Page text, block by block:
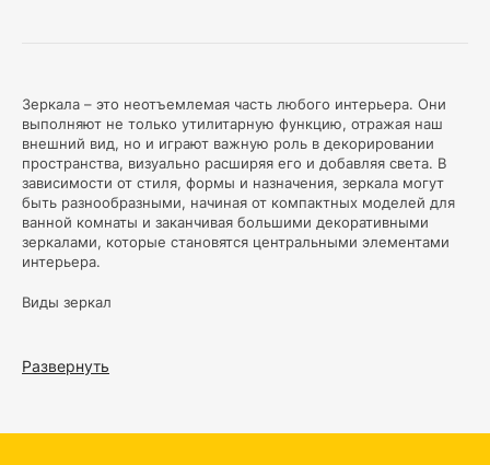
Зеркала – это неотъемлемая часть любого интерьера. Они
выполняют не только утилитарную функцию, отражая наш
внешний вид, но и играют важную роль в декорировании
пространства, визуально расширяя его и добавляя света. В
зависимости от стиля, формы и назначения, зеркала могут
быть разнообразными, начиная от компактных моделей для
ванной комнаты и заканчивая большими декоративными
зеркалами, которые становятся центральными элементами
интерьера.
Виды зеркал
вид зеркал, который монтируется на стену. Настенные
Развернуть